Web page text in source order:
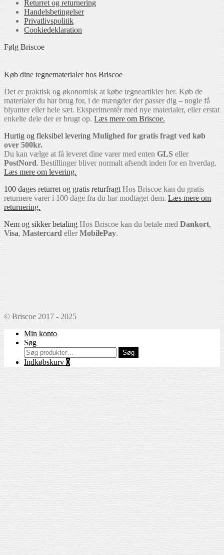
vælges
på
varesiden
Returret og returnering
Handels­betingelser
Privatlivspolitik
Cookiedeklaration
Følg Briscoe
Køb dine tegnematerialer hos Briscoe
Det er praktisk og økonomisk at købe tegneartikler her. Køb de
materialer du har brug for, i de mængder der passer dig – nogle få
blyanter eller hele sæt. Eksperimentér med nye materialer, eller erstat
enkelte dele der er brugt op. Læs mere om Briscoe.
Hurtig og fleksibel levering Mulighed for gratis fragt ved køb
over 500kr.
Du kan vælge at få leveret dine varer med enten GLS eller
PostNord. Bestillinger bliver normalt afsendt inden for en hverdag.
Læs mere om levering.
100 dages returret og gratis returfragtHos Briscoe kan du gratis
returnere varer i 100 dage fra du har modtaget dem. Læs mere om
returnering.
Nem og sikker betaling Hos Briscoe kan du betale med Dankort,
Visa, Mastercard ellerMobilePay.
© Briscoe 2017 - 2025
Min konto
Søg
Søg
efter:
Søg
Indkøbskurv 0